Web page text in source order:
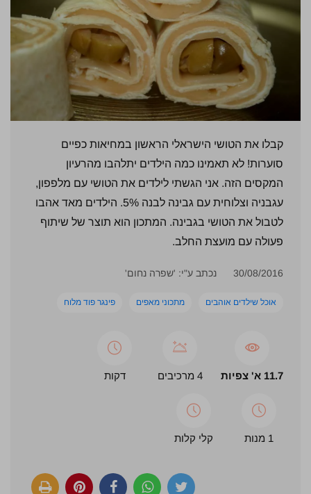
קבלו את הטושי הישראלי הראשון במחיאות כפיים
סוערות! לא תאמינו כמה הילדים יתלהבו מהרעיון
המקסים הזה. אני הגשתי לילדים את הטושי עם מלפפון,
עגבניה וצלוחית עם גבינה לבנה 5%. הילדים מאד אהבו
לטבול את הטושי בגבינה. המתכון הוא תוצר של שיתוף
פעולה עם מועצת החלב.
30/08/2016 נכתב ע"י: 'שפרה נחום'
אוכל שילדים אוהבים מתכוני מאפים פינגר פוד מלוח
11.7 א' צפיות 4 מרכיבים דקות
1 מנות קלי קלות